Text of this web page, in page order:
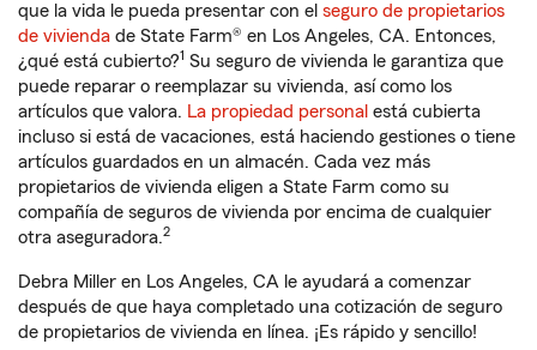
que la vida le pueda presentar con el seguro de propietarios
de vivienda de State Farm® en Los Angeles, CA. Entonces,
¿qué está cubierto?1 Su seguro de vivienda le garantiza que
puede reparar o reemplazar su vivienda, así como los
artículos que valora. La propiedad personal está cubierta
incluso si está de vacaciones, está haciendo gestiones o tiene
artículos guardados en un almacén. Cada vez más
propietarios de vivienda eligen a State Farm como su
compañía de seguros de vivienda por encima de cualquier
otra aseguradora.2
Debra Miller en Los Angeles, CA le ayudará a comenzar
después de que haya completado una cotización de seguro
de propietarios de vivienda en línea. ¡Es rápido y sencillo!